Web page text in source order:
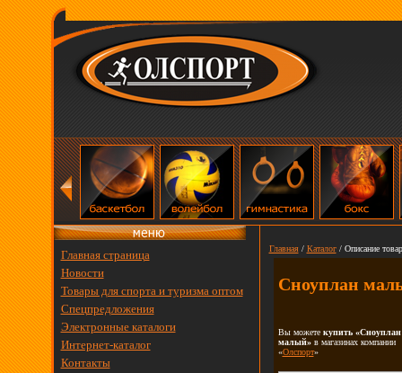
Главная страница
Новости
Товары для спорта и туризма оптом
Спецпредложения
Электронные каталоги
Интернет-каталог
Контакты
Главная/ Каталог/ Описание
Сноуплан
Вы можете купить «Сноуплан
малый»в магазинах компании
«Олспорт»